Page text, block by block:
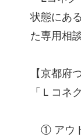
状態にあ
た専用相
【京都府
「Ｌコネ
① アウト